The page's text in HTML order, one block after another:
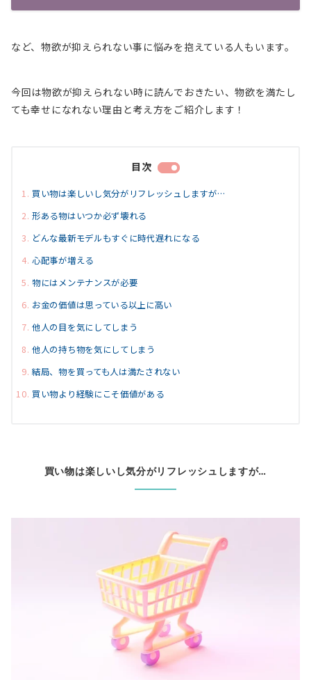
など、物欲が抑えられない事に悩みを抱えている人もいます。
今回は物欲が抑えられない時に読んでおきたい、物欲を満たし
ても幸せになれない理由と考え方をご紹介します！
目次
買い物は楽しいし気分がリフレッシュしますが…
形ある物はいつか必ず壊れる
どんな最新モデルもすぐに時代遅れになる
心配事が増える
物にはメンテナンスが必要
お金の価値は思っている以上に高い
他人の目を気にしてしまう
他人の持ち物を気にしてしまう
結局、物を買っても人は満たされない
買い物より経験にこそ価値がある
買い物は楽しいし気分がリフレッシュしますが…